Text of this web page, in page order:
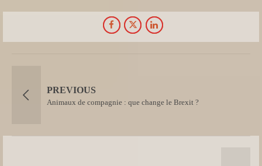
PREVIOUS
Animaux de compagnie : que change le Brexit ?